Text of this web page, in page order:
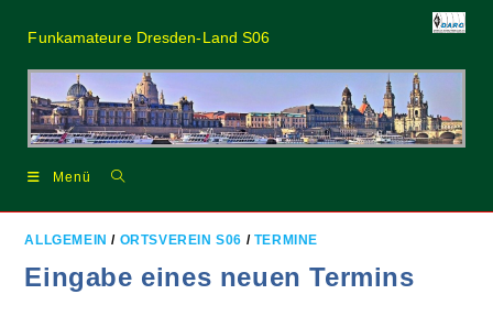
Inhalt
springen
Funkamateure Dresden-Land S06
Menü
ALLGEMEIN / ORTSVEREIN S06 / TERMINE
Eingabe eines neuen Termins